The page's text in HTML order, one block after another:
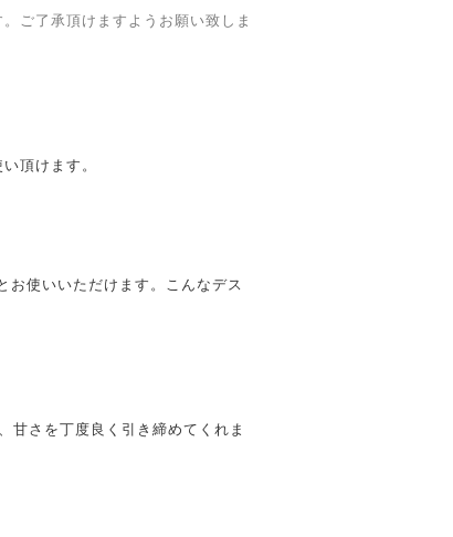
ご了承頂けますようお願い致しま
頂けます。
お使いいただけます。こんなデス
甘さを丁度良く引き締めてくれま